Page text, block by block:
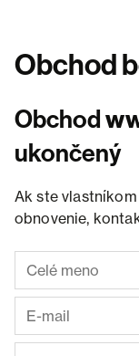
Obchod
Obchod
ukončený
Ak ste
obnovenie,